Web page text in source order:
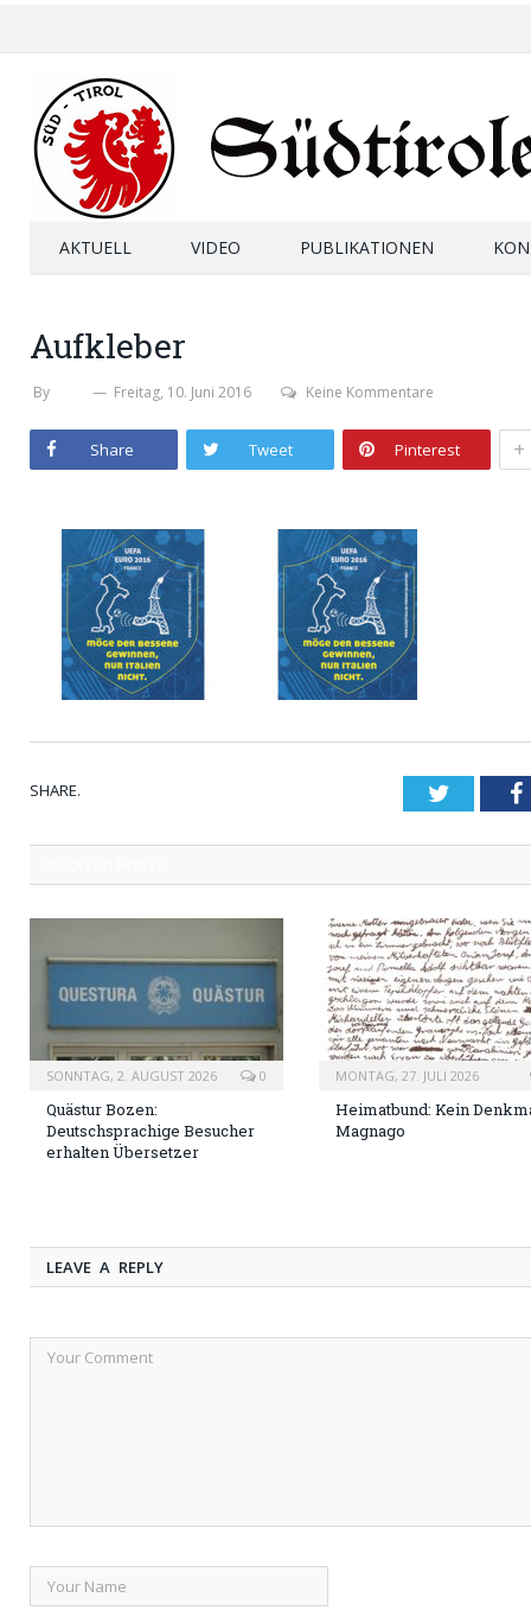
AKTUELL VIDEO PUBLIKATIONEN
Aufkleber
By Freitag, 10. Juni 2016 Keine Kommentare
Share Tweet Pinterest +
SHARE. Twitter
SONNTAG, 2. AUGUST 2026 0
Quästur Bozen:
Deutschsprachige Besucher
erhalten Übersetzer
MONTAG, 27. JULI 2026
Heimatbund: Kein
Magnago
LEAVE A REPLY